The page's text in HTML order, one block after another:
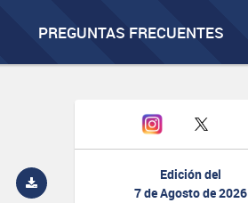
PREGUNTAS FRECUENTES
Edición del
7 de Agosto de 2026